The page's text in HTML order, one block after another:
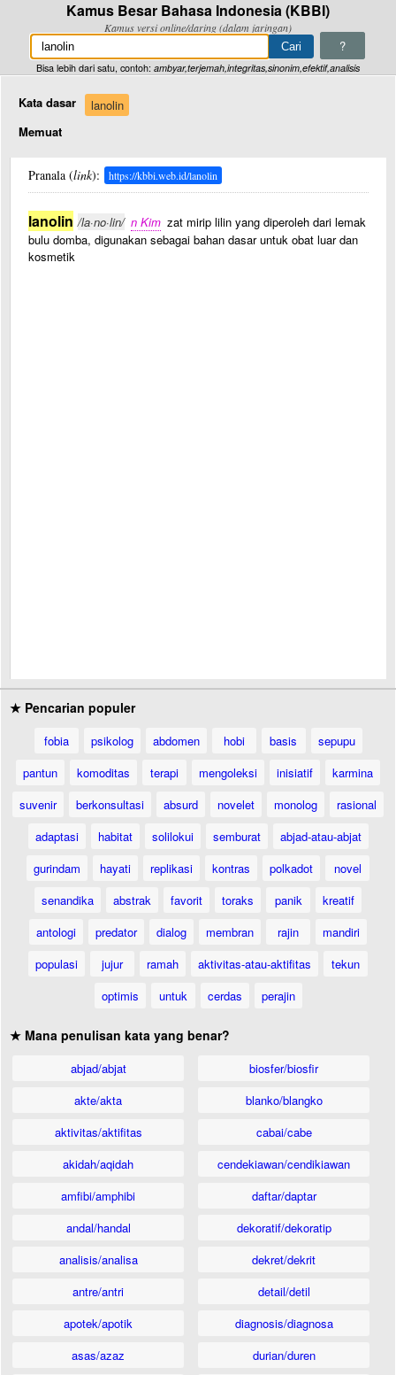
Kamus Besar Bahasa Indonesia (KBBI)
Kamus versi online/daring (dalam jaringan)
?
Bisa lebih dari satu, contoh: ambyar,terjemah,integritas,sinonim,efektif,analisis
Kata dasar
lanolin
Memuat
Pranala (link): https://kbbi.web.id/lanolin
lanolin /la·no·lin/ n Kim zat mirip lilin yang diperoleh dari lemak
bulu domba, digunakan sebagai bahan dasar untuk obat luar dan
kosmetik
★ Pencarian populer
fobia psikolog abdomen hobi basis
sepupu
pantun
komoditas terapi mengoleksi inisiatif
karmina
suvenir
berkonsultasi absurd novelet monolog
rasional
adaptasi
habitat solilokui semburat
abjad-atau-abjat
gurindam
hayati replikasi kontras polkadot
novel
senandika
abstrak favorit toraks panik
kreatif
antologi
predator dialog membran rajin
mandiri
populasi
jujur ramah aktivitas-atau-aktifitas
tekun
optimis
untuk cerdas perajin
★ Mana penulisan kata yang benar?
abjad/abjat
akte/akta
aktivitas/aktifitas
akidah/aqidah
amfibi/amphibi
andal/handal
analisis/analisa
antre/antri
apotek/apotik
asas/azaz
biosfer/biosfir
blanko/blangko
cabai/cabe
cendekiawan/cendikiawan
daftar/daptar
dekoratif/dekoratip
dekret/dekrit
detail/detil
diagnosis/diagnosa
durian/duren